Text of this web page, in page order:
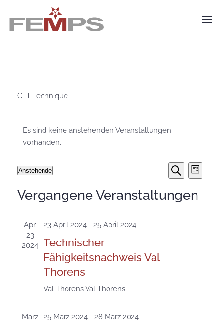
Zum Hauptinhalt springen
CTT Technique
Es sind keine anstehenden Veranstaltungen
vorhanden.
und
Suche
Liste
Anstehende
wählen.
Vergangene Veranstaltungen
Apr.
23
2024
23 April 2024- 25 April 2024
Technischer
Fähigkeitsnachweis Val
Thorens
Val ThorensVal Thorens
März
25 März 2024- 28 März 2024